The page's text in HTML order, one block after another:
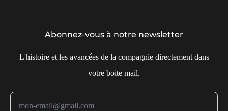
Abonnez-vous à notre newsletter
L'histoire et les avancées de la compagnie directement dans
votre boite mail.